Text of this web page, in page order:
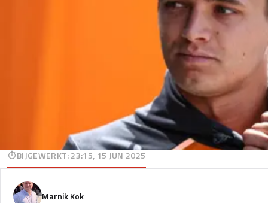
BIJGEWERKT:23:15, 15 JUN 2025
Marnik Kok